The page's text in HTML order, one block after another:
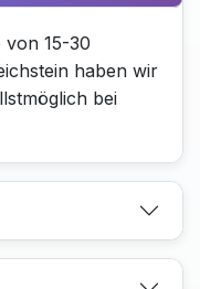
von 15-30
haben wir
bei